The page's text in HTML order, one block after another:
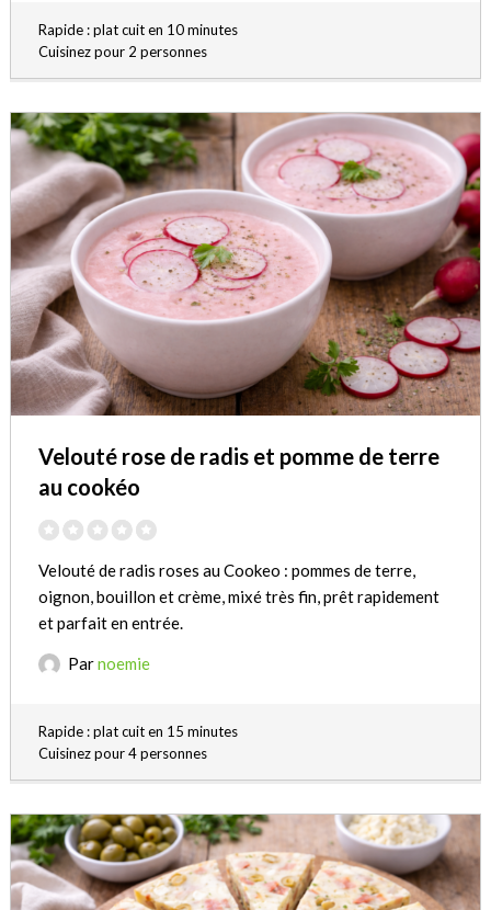
Rapide : plat cuit en 10 minutes
Cuisinez pour 2 personnes
Velouté rose de radis et pomme de terre
au cookéo
Velouté de radis roses au Cookeo : pommes de terre,
oignon, bouillon et crème, mixé très fin, prêt rapidement
et parfait en entrée.
Parnoemie
Rapide : plat cuit en 15 minutes
Cuisinez pour 4 personnes